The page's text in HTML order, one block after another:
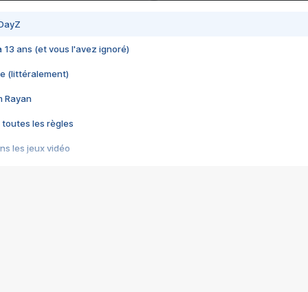
13 ans (et vous l'avez ignoré)
(littéralement)
Rayan
toutes les règles
les jeux vidéo